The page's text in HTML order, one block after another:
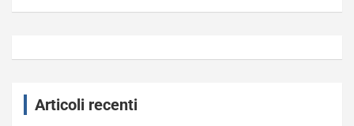
Articoli recenti